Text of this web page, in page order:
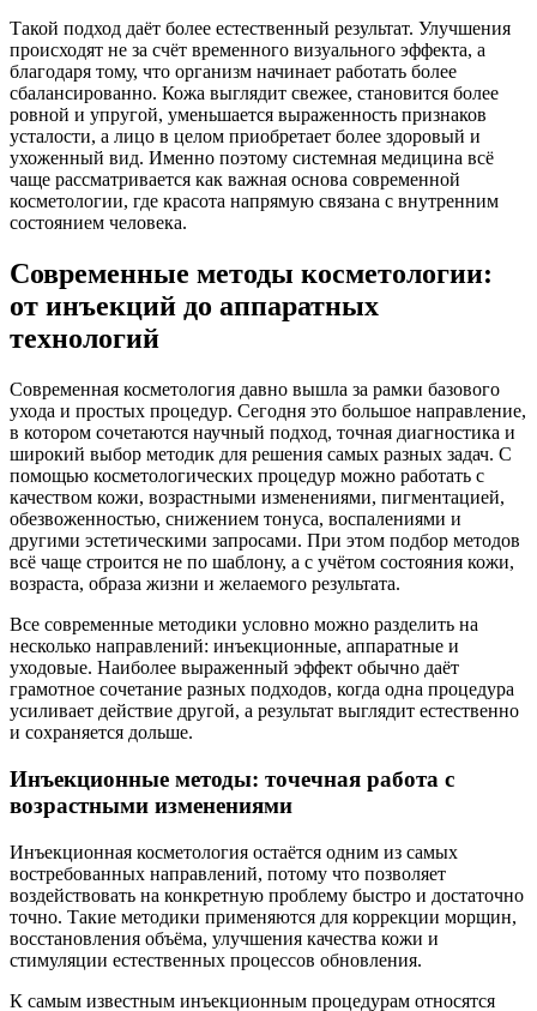
Такой подход даёт более естественный результат. Улучшения
происходят не за счёт временного визуального эффекта, а
благодаря тому, что организм начинает работать более
сбалансированно. Кожа выглядит свежее, становится более
ровной и упругой, уменьшается выраженность признаков
усталости, а лицо в целом приобретает более здоровый и
ухоженный вид. Именно поэтому системная медицина всё
чаще рассматривается как важная основа современной
косметологии, где красота напрямую связана с внутренним
состоянием человека.
Современные методы косметологии:
от инъекций до аппаратных
технологий
Современная косметология давно вышла за рамки базового
ухода и простых процедур. Сегодня это большое направление,
в котором сочетаются научный подход, точная диагностика и
широкий выбор методик для решения самых разных задач. С
помощью косметологических процедур можно работать с
качеством кожи, возрастными изменениями, пигментацией,
обезвоженностью, снижением тонуса, воспалениями и
другими эстетическими запросами. При этом подбор методов
всё чаще строится не по шаблону, а с учётом состояния кожи,
возраста, образа жизни и желаемого результата.
Все современные методики условно можно разделить на
несколько направлений: инъекционные, аппаратные и
уходовые. Наиболее выраженный эффект обычно даёт
грамотное сочетание разных подходов, когда одна процедура
усиливает действие другой, а результат выглядит естественно
и сохраняется дольше.
Инъекционные методы: точечная работа с
возрастными изменениями
Инъекционная косметология остаётся одним из самых
востребованных направлений, потому что позволяет
воздействовать на конкретную проблему быстро и достаточно
точно. Такие методики применяются для коррекции морщин,
восстановления объёма, улучшения качества кожи и
стимуляции естественных процессов обновления.
К самым известным инъекционным процедурам относятся